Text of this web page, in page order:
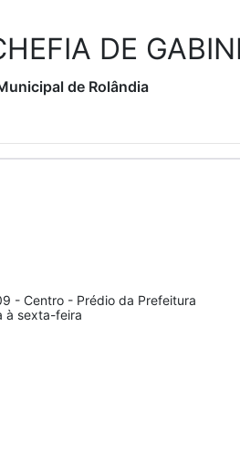
DE
de Rolândia
- Centro - Prédio da Prefeitura
à sexta-feira